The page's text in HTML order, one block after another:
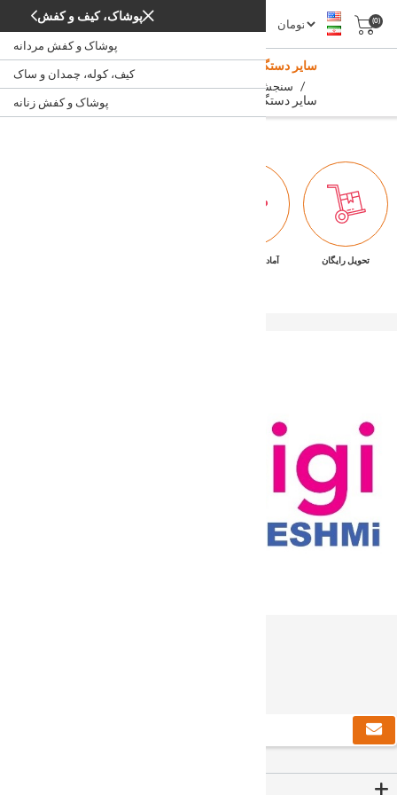
(0) پوشاک، کیف و کفش
پوشاک و کفش مردانه
کیف، کوله، چمدان و ساک
پوشاک و کفش زنانه
سایر دستگاه های سنجش سلامت و لوازم جانبی
خانه / سلامت و پزشکی / سنجش سلامت
/
سایر دستگاه های سنجش سلامت و لوازم جانبی
آماده تحویل فوری تحویل رایگان